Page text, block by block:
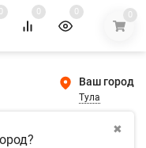
0 0 0 0
Ваш город
Тула
✖
и получи